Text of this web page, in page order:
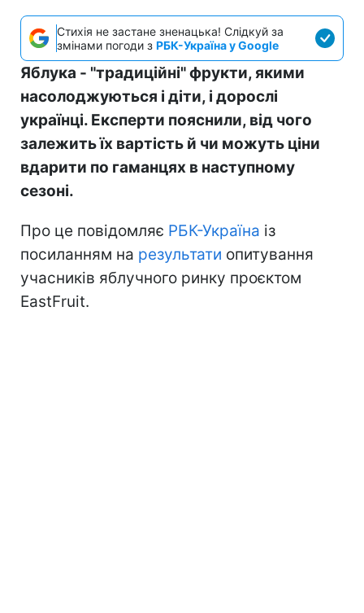
Стихія не застане зненацька! Слідкуй за
змінами погоди з РБК-Україна у Google
Яблука - "традиційні" фрукти, якими
насолоджуються і діти, і дорослі
українці. Експерти пояснили, від чого
залежить їх вартість й чи можуть ціни
вдарити по гаманцях в наступному
сезоні.
Про це повідомляє РБК-Україна із
посиланням на результати опитування
учасників яблучного ринку проєктом
EastFruit.